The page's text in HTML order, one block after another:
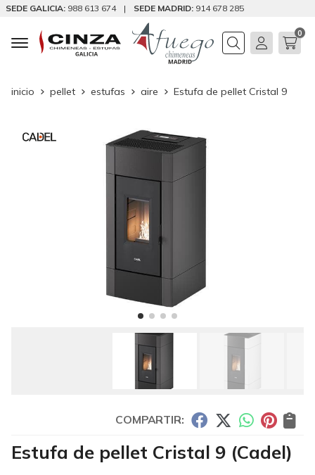
SEDE GALICIA: 988 613 674 | SEDE MADRID: 914 678 285
Buscar
0
inicio pellet estufas aire Estufa de pellet Cristal 9
COMPARTIR:
Estufa de pellet Cristal 9 (Cadel)